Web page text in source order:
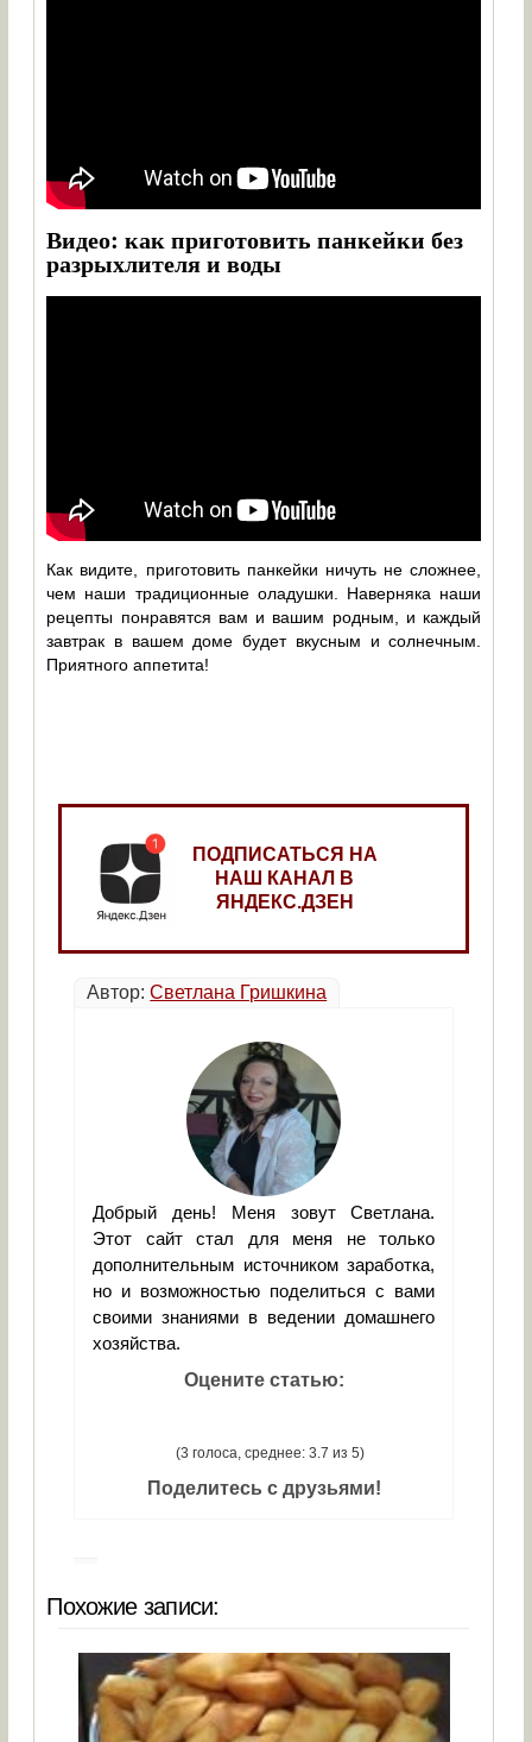
Видео: как приготовить панкейки без
разрыхлителя и воды
Как видите, приготовить панкейки ничуть не сложнее,
чем наши традиционные оладушки. Наверняка наши
рецепты понравятся вам и вашим родным, и каждый
завтрак в вашем доме будет вкусным и солнечным.
Приятного аппетита!
ПОДПИСАТЬСЯ НА
НАШ КАНАЛ В
ЯНДЕКС.ДЗЕН
Автор:Светлана Гришкина
Добрый день! Меня зовут Светлана.
Этот сайт стал для меня не только
дополнительным источником заработка,
но и возможностью поделиться с вами
своими знаниями в ведении домашнего
хозяйства.
Оцените статью:
(3 голоса, среднее: 3.7 из 5)
Поделитесь с друзьями!
Похожие записи: